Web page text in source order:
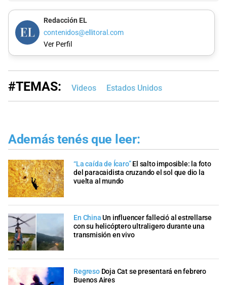
Redacción EL
contenidos@ellitoral.com
Ver Perfil
#TEMAS: Videos Estados Unidos
Además tenés que leer:
“La caída de Ícaro” El salto imposible: la foto
del paracaidista cruzando el sol que dio la
vuelta al mundo
En China Un influencer falleció al estrellarse
con su helicóptero ultraligero durante una
transmisión en vivo
Regreso Doja Cat se presentará en febrero
Buenos Aires